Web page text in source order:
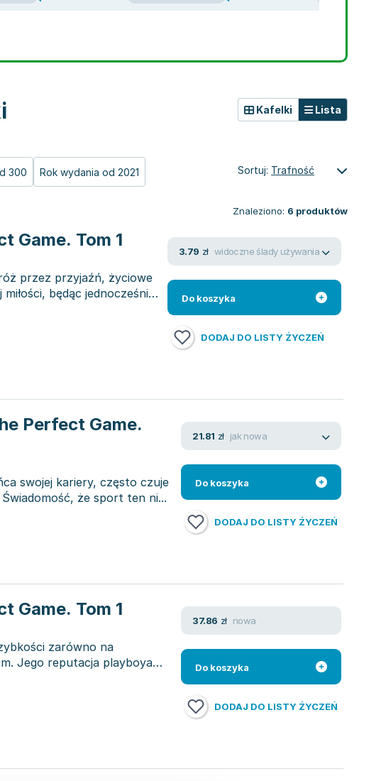
300 Rok wydania od 2021
Kafelki Lista
Sortuj: Trafność
Znaleziono: 6 produktów
Game. Tom 1
przez przyjaźń, życiowe
będąc jednocześnie
3.79 zł widoczne ślady używania
Do koszyka
DODAJ DO LISTY ŻYCZEŃ
Perfect Game.
swojej kariery, często czuje
że sport ten ni...
21.81 zł jak nowa
Do koszyka
DODAJ DO LISTY ŻYCZEŃ
Game. Tom 1
zarówno na
Jego reputacja playboya
37.86 zł nowa
Do koszyka
DODAJ DO LISTY ŻYCZEŃ